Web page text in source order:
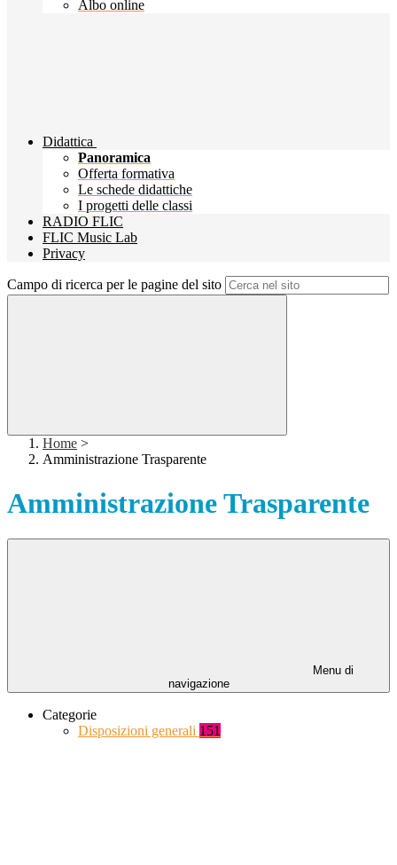
Albo online
Didattica
Panoramica
Offerta formativa
Le schede didattiche
I progetti delle classi
RADIO FLIC
FLIC Music Lab
Privacy
Campo di ricerca per le pagine del sito
Home >
Amministrazione Trasparente
Amministrazione Trasparente
Menu di
navigazione
Categorie
Disposizioni generali 151